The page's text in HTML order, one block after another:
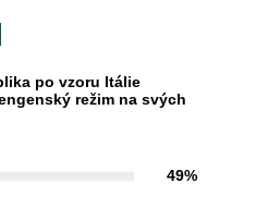
po vzoru Itálie
režim na svých
49%